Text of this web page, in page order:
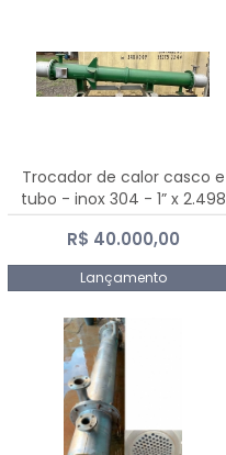
Trocador de calor casco e
tubo - inox 304 - 1” x 2.498
mm
R$ 40.000,00
Lançamento